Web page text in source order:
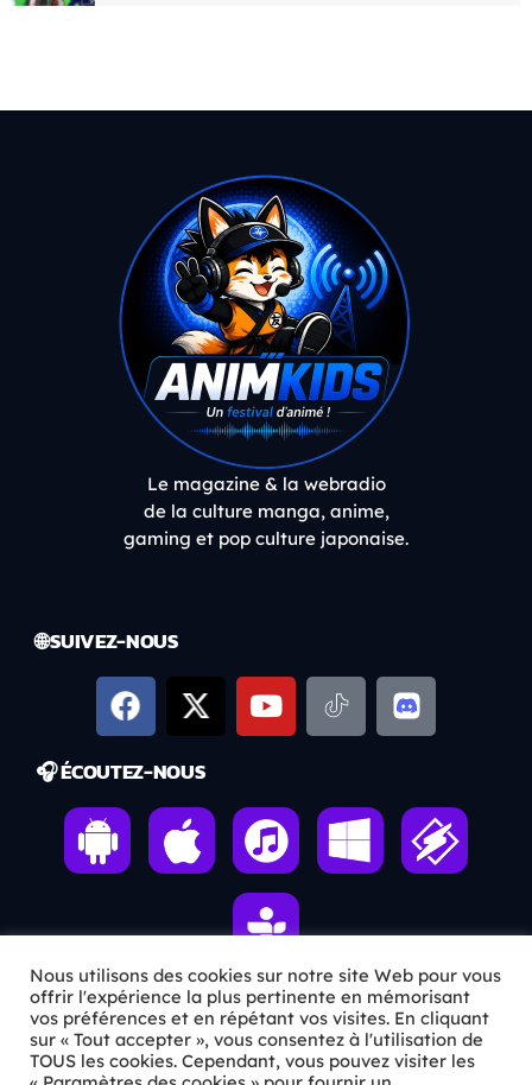
Le magazine & la webradio
de la culture manga, anime,
gaming et pop culture japonaise.
🌐 SUIVEZ-NOUS
🎧 ÉCOUTEZ-NOUS
ℹ️ INFOS PRATIQUES
Nous utilisons des cookies sur notre site Web pour vous
offrir l'expérience la plus pertinente en mémorisant
vos préférences et en répétant vos visites. En cliquant
sur « Tout accepter », vous consentez à l'utilisation de
TOUS les cookies. Cependant, vous pouvez visiter les